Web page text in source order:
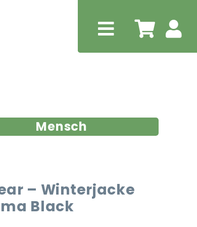
Mensch
– Winterjacke
Black